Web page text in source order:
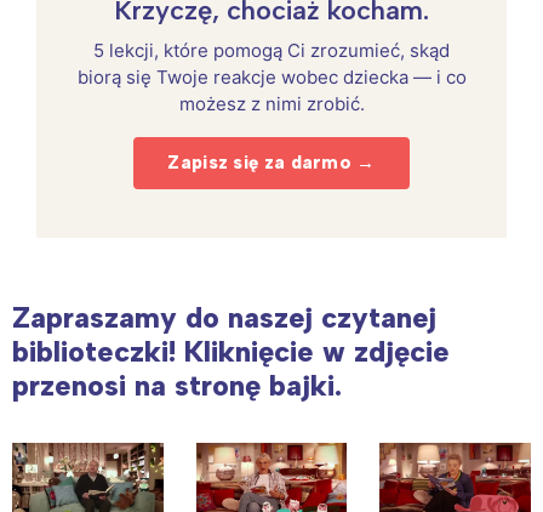
Krzyczę, chociaż kocham.
5 lekcji, które pomogą Ci zrozumieć, skąd
biorą się Twoje reakcje wobec dziecka — i co
możesz z nimi zrobić.
Zapisz się za darmo →
Zapraszamy do naszej czytanej
biblioteczki! Kliknięcie w zdjęcie
przenosi na stronę bajki.